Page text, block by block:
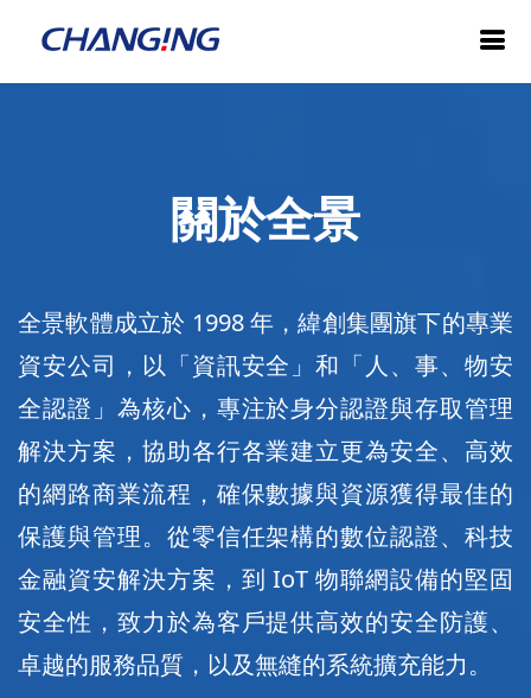
關於全景
全景軟體成立於 1998 年，緯創集團旗下的專業
資安公司，以「資訊安全」和「人、事、物安
全認證」為核心，專注於身分認證與存取管理
解決方案，協助各行各業建立更為安全、高效
的網路商業流程，確保數據與資源獲得最佳的
保護與管理。從零信任架構的數位認證、科技
金融資安解決方案，到 IoT 物聯網設備的堅固
安全性，致力於為客戶提供高效的安全防護、
卓越的服務品質，以及無縫的系統擴充能力。